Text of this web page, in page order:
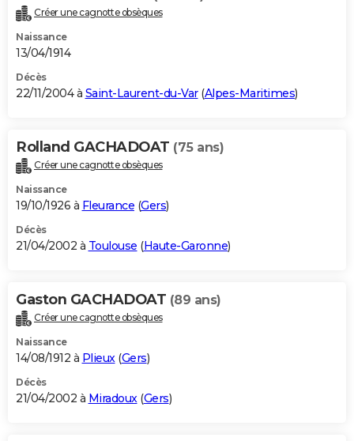
Créer une cagnotte obsèques
Naissance
13/04/1914
Décès
22/11/2004 à Saint-Laurent-du-Var(Alpes-Maritimes)
Rolland GACHADOAT (75 ans)
Créer une cagnotte obsèques
Naissance
19/10/1926 à Fleurance (Gers)
Décès
21/04/2002 à Toulouse (Haute-Garonne)
Gaston GACHADOAT (89 ans)
Créer une cagnotte obsèques
Naissance
14/08/1912 à Plieux(Gers)
Décès
21/04/2002 à Miradoux(Gers)